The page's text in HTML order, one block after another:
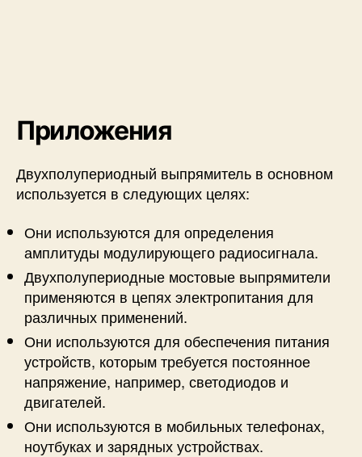
Приложения
Двухполупериодный выпрямитель в основном
используется в следующих целях:
Они используются для определения
амплитуды модулирующего радиосигнала.
Двухполупериодные мостовые выпрямители
применяются в цепях электропитания для
различных применений.
Они используются для обеспечения питания
устройств, которым требуется постоянное
напряжение, например, светодиодов и
двигателей.
Они используются в мобильных телефонах,
ноутбуках и зарядных устройствах.